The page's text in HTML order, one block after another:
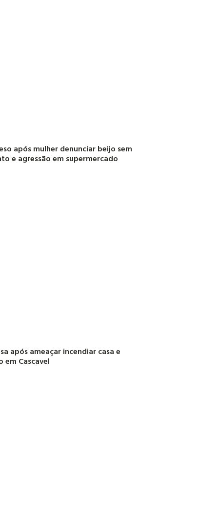
após mulher denunciar beijo sem
e agressão em supermercado
após ameaçar incendiar casa e
em Cascavel